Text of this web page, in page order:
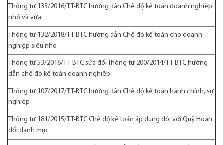
Thông tư 133/2016/TT-BTC hướng dẫn Chế độ kế toán doanh nghiệp
nhỏ và vừa
Thông tư 132/2018/TT-BTC hướng dẫn Chế độ kế toán cho doanh
nghiệp siêu nhỏ
Thông tư 53/2016/TT-BTC sửa đổi Thông tư 200/2014/TT-BTC hướng
dẫn chế độ kế toán doanh nghiệp
Thông tư 107/2017/TT-BTC hướng dẫn Chế độ kế toán hành chính, sự
nghiệp
Thông tư 181/2015/TT-BTC Chế độ kế toán áp dụng đối với Quỹ Hoán
đổi danh mục